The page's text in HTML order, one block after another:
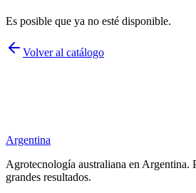
Es posible que ya no esté disponible.
Volver al catálogo
Argentina
Agrotecnología australiana en Argentina.
grandes resultados.